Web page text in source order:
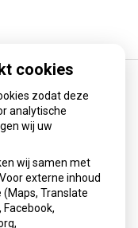
cookies
zodat deze
analytische
wij uw
wij samen met
externe inhoud
Translate
Facebook,